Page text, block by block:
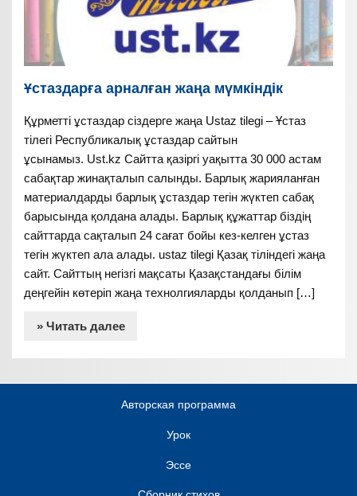
Ұстаздарға арналған жаңа мүмкіндік
Құрметті ұстаздар сіздерге жаңа Ustaz tilegi – Ұстаз
тілегі Республикалық ұстаздар сайтын
ұсынамыз. Ust.kz Сайтта қазіргі уақытта 30 000 астам
сабақтар жинақталып салынды. Барлық жарияланған
материалдарды барлық ұстаздар тегін жүктеп сабақ
барысында қолдана алады. Барлық құжаттар біздің
сайттарда сақталып 24 сағат бойы кез-келген ұстаз
тегін жүктеп ала алады. ustaz tilegi Қазақ тіліндегі жаңа
сайт. Сайттың негізгі мақсаты Қазақстандағы білім
деңгейін көтеріп жаңа технолгияларды қолданып […]
» Читать далее
Авторская программа
Урок
Эссе